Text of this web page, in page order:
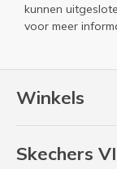
Winkels
Skechers
kunnen
voor meer